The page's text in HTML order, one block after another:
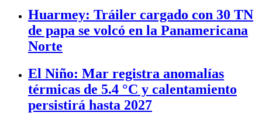
Huarmey: Tráiler cargado con 30 TN
de papa se volcó en la Panamericana
Norte
El Niño: Mar registra anomalías
térmicas de 5.4 °C y calentamiento
persistirá hasta 2027